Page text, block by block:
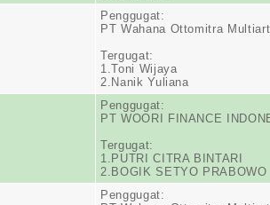
Penggugat:
PT Wahana Ottomitra
Tergugat:
1.Toni Wijaya
2.Nanik Yuliana
Penggugat:
PT WOORI FINANCE
Tergugat:
1.PUTRI CITRA BINTARI
2.BOGIK SETYO PRABOWO
Penggugat: